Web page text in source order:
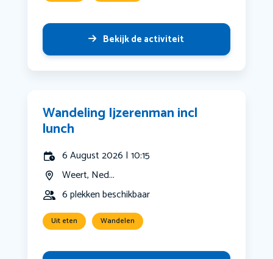
Bekijk de activiteit
Wandeling Ijzerenman incl
lunch
6 August 2026 | 10:15
Weert, Ned...
6 plekken beschikbaar
Uit eten Wandelen